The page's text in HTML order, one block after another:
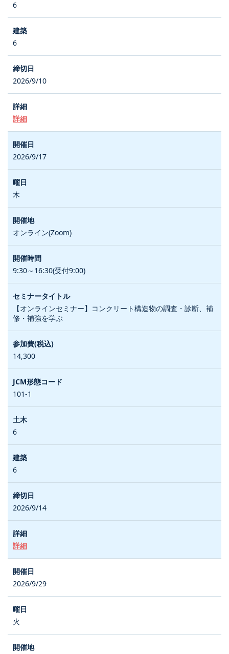
6
6
2026/9/10
詳細
2026/9/17
木
オンライン(Zoom)
9:30～16:30(受付9:00)
【オンラインセミナー】コンクリート構造物の調査・診断、補
修・補強を学ぶ
14,300
101-1
6
6
2026/9/14
詳細
2026/9/29
火